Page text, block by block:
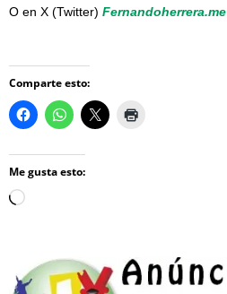
O en X (Twitter) Fernandoherrera.me
Comparte esto:
Me gusta esto:
Loading…